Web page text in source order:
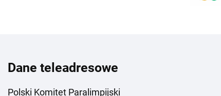
Dane teleadresowe
Polski Komitet Paralimpijski